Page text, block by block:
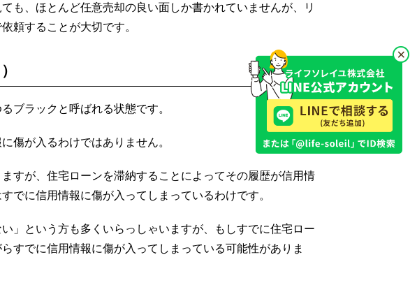
も、ほとんど任意売却の良い面しか書かれていませんが、リ
頼することが大切です。
ブラックと呼ばれる状態です。
傷が入るわけではありません。
すが、住宅ローンを滞納することによってその履歴が信用情
でに信用情報に傷が入ってしまっているわけです。
」という方も多くいらっしゃいますが、もしすでに住宅ロー
すでに信用情報に傷が入ってしまっている可能性がありま